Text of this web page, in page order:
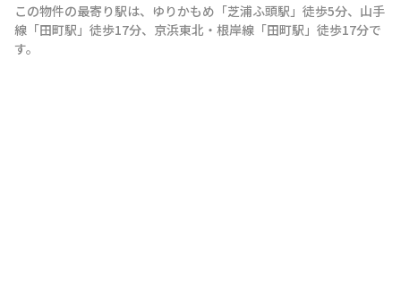
この物件の最寄り駅は、 ゆりかもめ 「芝浦ふ頭駅 」 徒歩5分、 山手
線 「田町駅 」 徒歩17分、 京浜東北・根岸線 「田町駅 」 徒歩17分で
す。